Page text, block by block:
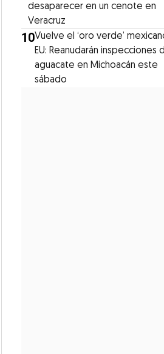
desaparecer en un cenote en
Veracruz
10Vuelve el ‘oro verde’
EU: Reanudarán inspecciones
aguacate en Michoacán este
sábado